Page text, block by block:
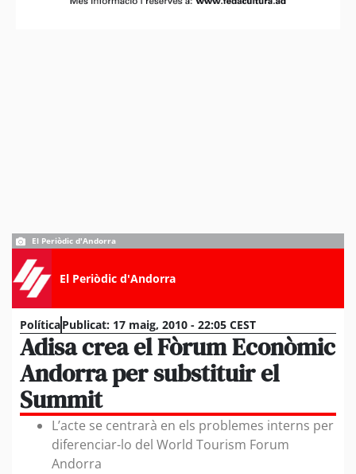
El Periòdic d'Andorra
El Periòdic d'Andorra
PolíticaPublicat: 17 maig, 2010 - 22:05 CEST
Adisa crea el Fòrum Econòmic
Andorra per substituir el
Summit
L’acte se centrarà en els problemes interns per
diferenciar-lo del World Tourism Forum
Andorra